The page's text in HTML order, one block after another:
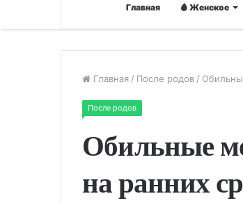
Главная 🩸 Женское
Главная / После родов /
После родов
Обильные
на ранних